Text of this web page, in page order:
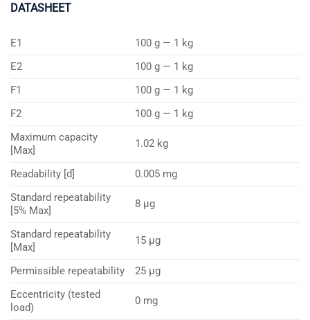
DATASHEET
E1
100 g — 1 kg
E2
100 g — 1 kg
F1
100 g — 1 kg
F2
100 g — 1 kg
Maximum capacity
[Max]
1.02 kg
Readability [d]
0.005 mg
Standard repeatability
[5% Max]
8 µg
Standard repeatability
[Max]
15 µg
Permissible repeatability
25 µg
Eccentricity (tested
load)
0 mg